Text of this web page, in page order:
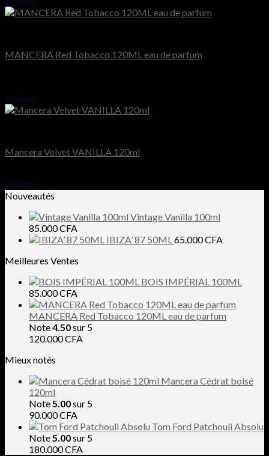
MANCERA Red Tobacco 120ML eau de parfum
Acheter
Mancera Velvet VANILLA 120ml
Acheter
Nouveautés
Vintage Vanilla 100ml
85.000CFA
IBIZA’ 87 50ML65.000CFA
Meilleures Ventes
BOIS IMPÉRIAL 100ML
85.000CFA
MANCERA Red Tobacco 120ML eau de parfum
Note4.50sur 5
120.000CFA
Mieux notés
Mancera Cédrat boisé
120ml
Note5.00sur 5
90.000CFA
Tom Ford Patchouli Absolu
Note5.00sur 5
180.000CFA